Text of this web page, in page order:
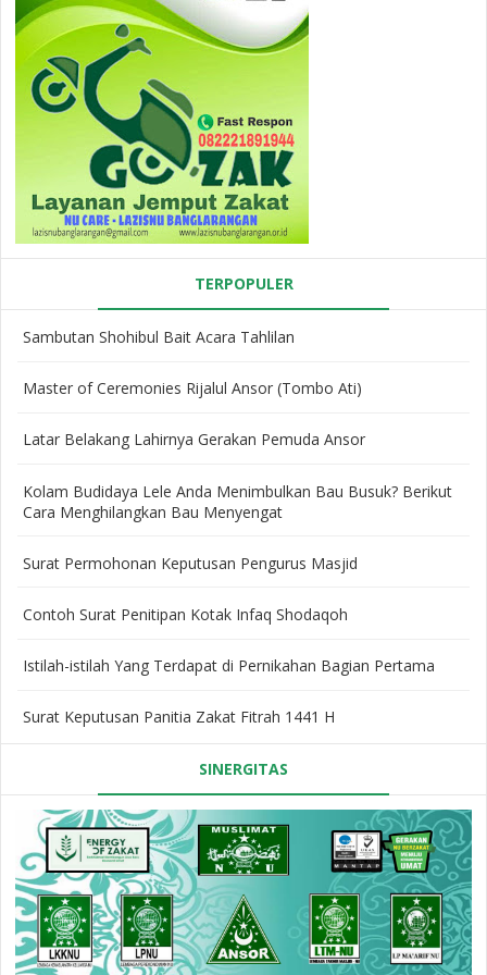
TERPOPULER
Sambutan Shohibul Bait Acara Tahlilan
Master of Ceremonies Rijalul Ansor (Tombo Ati)
Latar Belakang Lahirnya Gerakan Pemuda Ansor
Kolam Budidaya Lele Anda Menimbulkan Bau Busuk? Berikut
Cara Menghilangkan Bau Menyengat
Surat Permohonan Keputusan Pengurus Masjid
Contoh Surat Penitipan Kotak Infaq Shodaqoh
Istilah-istilah Yang Terdapat di Pernikahan Bagian Pertama
Surat Keputusan Panitia Zakat Fitrah 1441 H
SINERGITAS